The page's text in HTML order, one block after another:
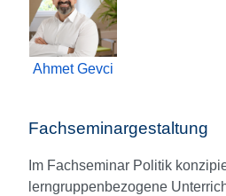
Ahmet Gevci
Fachseminargestaltung
Im Fachseminar Politik
lerngruppenbezogene